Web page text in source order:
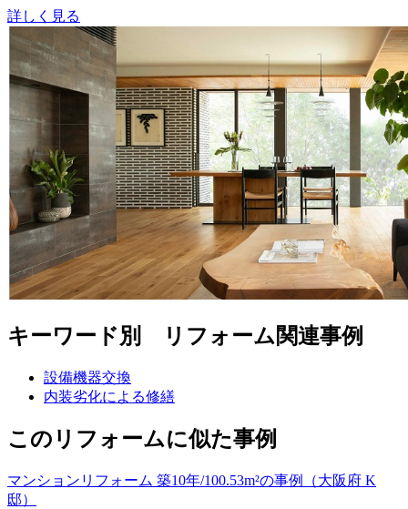
詳しく見る
キーワード別 リフォーム関連事例
設備機器交換
内装劣化による修繕
このリフォームに似た事例
マンションリフォーム 築10年/100.53m²の事例（大阪府 K
邸）